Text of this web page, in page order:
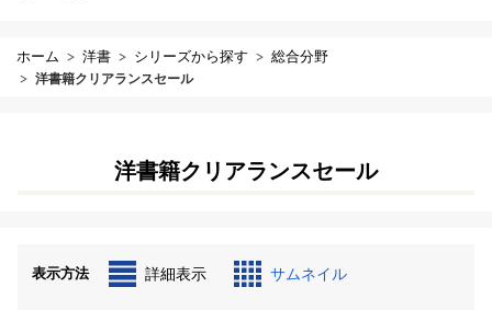
ホーム 洋書 シリーズから探す 総合分野
洋書籍クリアランスセール
洋書籍クリアランスセール
表示方法 詳細表示 サムネイル